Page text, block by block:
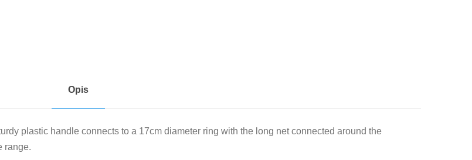
Opis
plastic handle connects to a 17cm diameter ring with the long net connected around the
range.